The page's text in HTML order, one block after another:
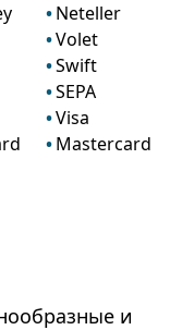
Neteller
Volet
Swift
SEPA
Visa
Mastercard
и